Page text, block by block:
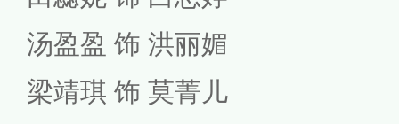
汤盈盈 饰 洪丽媚
梁靖琪 饰 莫菁儿